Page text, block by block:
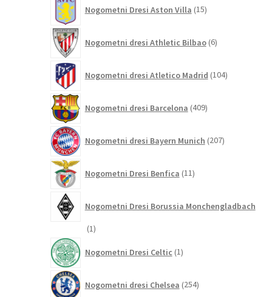
Nogometni Dresi Aston Villa 15izdelkov
Nogometni dresi Athletic Bilbao 6izdelkov
Nogometni dresi Atletico Madrid 104izdelki
Nogometni dresi Barcelona 409izdelkov
Nogometni dresi Bayern Munich 207izdelkov
Nogometni Dresi Benfica 11izdelkov
Nogometni Dresi Borussia Monchengladbach
11
Nogometni Dresi Celtic 1izdelek
Nogometni dresi Chelsea 254izdelkov